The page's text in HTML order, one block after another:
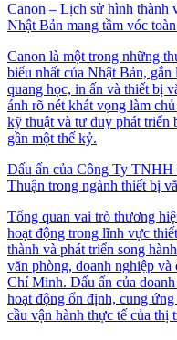
Canon – Lịch sử hình thành
Nhật Bản mang tầm vóc
Canon là một trong những
biểu nhất của Nhật Bản,
quang học, in ấn và thiết bị
ánh rõ nét khát vọng làm
kỹ thuật và tư duy phát triển
gần một thế kỷ.
Dấu ấn của Công Ty
Thuận trong ngành thiết bị
Tổng quan vai trò thương
hoạt động trong lĩnh vực
thành và phát triển song
văn phòng, doanh nghiệp
Chí Minh. Dấu ấn của
hoạt động ổn định, cung
cầu vận hành thực tế của thị